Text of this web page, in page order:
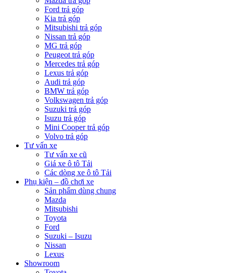
Ford trả góp
Kia trả góp
Mitsubishi trả góp
Nissan trả góp
MG trả góp
Peugeot trả góp
Mercedes trả góp
Lexus trả góp
Audi trả góp
BMW trả góp
Volkswagen trả góp
Suzuki trả góp
Isuzu trả góp
Mini Cooper trả góp
Volvo trả góp
Tư vấn xe
Tư vấn xe cũ
Giá xe ô tô Tải
Các dòng xe ô tô Tải
Phụ kiện – đồ chơi xe
Sản phẩm dùng chung
Mazda
Mitsubishi
Toyota
Ford
Suzuki – Isuzu
Nissan
Lexus
Showroom